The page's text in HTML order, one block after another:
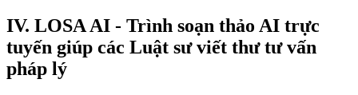
IV. LOSA AI - Trình soạn thảo AI trực
tuyến giúp các Luật sư viết thư tư vấn
pháp lý